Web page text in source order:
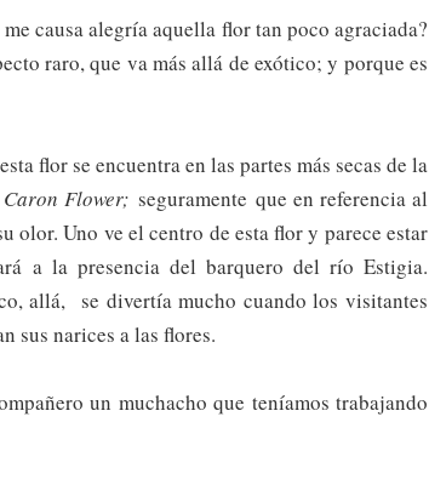
causa alegría aquella flor tan poco agraciada?
raro, que va más allá de exótico; y porque es
flor se encuentra en las partes más secas de la
Caron Flower; seguramente que en referencia al
olor. Uno ve el centro de esta flor y parece estar
a la presencia del barquero del río Estigia.
allá, se divertía mucho cuando los visitantes
sus narices a las flores.
un muchacho que teníamos trabajando